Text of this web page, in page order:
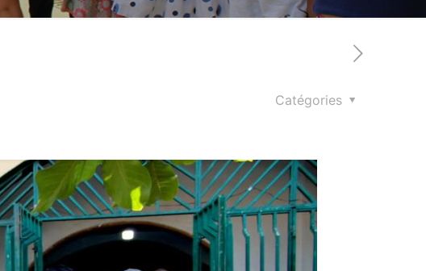
Catégories